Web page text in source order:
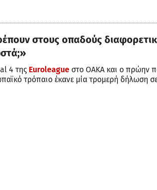
στους οπαδούς
4 της Euroleague στο ΟΑΚΑ και ο πρώην
τρόπαιο έκανε μία τρομερή δήλωση